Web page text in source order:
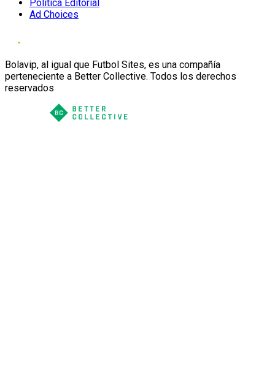
Política Editorial
Ad Choices
Bolavip, al igual que Futbol Sites, es una compañía
perteneciente a Better Collective. Todos los derechos
reservados